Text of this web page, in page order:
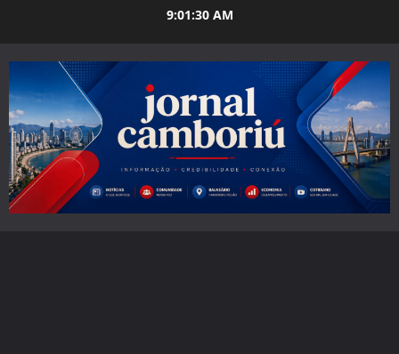
9:01:31 AM